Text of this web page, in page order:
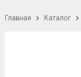
Главная Каталог